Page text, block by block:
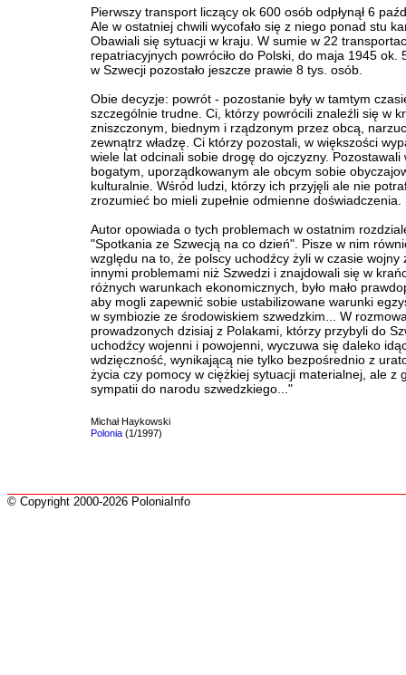
Pierwszy transport liczący ok 600 osób odpłynął 6
Ale w ostatniej chwili wycofało się z niego ponad stu
Obawiali się sytuacji w kraju. W sumie w 22
repatriacyjnych powróciło do Polski, do maja 1945 ok.
w Szwecji pozostało jeszcze prawie 8 tys. osób.
Obie decyzje: powrót - pozostanie były w tamtym
szczególnie trudne. Ci, którzy powrócili znaleźli się w
zniszczonym, biednym i rządzonym przez obcą,
zewnątrz władzę. Ci którzy pozostali, w większości
wiele lat odcinali sobie drogę do ojczyzny. Pozostawali
bogatym, uporządkowanym ale obcym sobie
kulturalnie. Wśród ludzi, którzy ich przyjęli ale nie
zrozumieć bo mieli zupełnie odmienne doświadczenia.
Autor opowiada o tych problemach w ostatnim
"Spotkania ze Szwecją na co dzień". Pisze w nim
względu na to, że polscy uchodźcy żyli w czasie wojny
innymi problemami niż Szwedzi i znajdowali się w
różnych warunkach ekonomicznych, było mało
aby mogli zapewnić sobie ustabilizowane warunki
w symbiozie ze środowiskiem szwedzkim... W
prowadzonych dzisiaj z Polakami, którzy przybyli do
uchodźcy wojenni i powojenni, wyczuwa się daleko
wdzięczność, wynikającą nie tylko bezpośrednio z
życia czy pomocy w ciężkiej sytuacji materialnej, ale z
sympatii do narodu szwedzkiego..."
Michał Haykowski
Polonia (1/1997)
© Copyright 2000-2026 PoloniaInfo